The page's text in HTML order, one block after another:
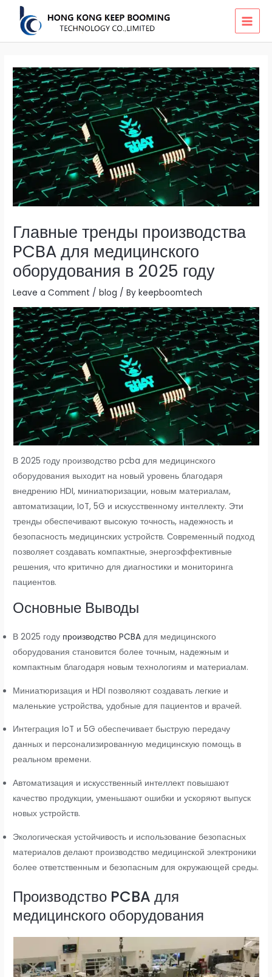
content
Главные тренды производства
PCBA для медицинского
оборудования в 2025 году
Leave a Comment /blog / Bykeepboomtech
В 2025 году производство pcba для медицинского
оборудования выходит на новый уровень благодаря
внедрению HDI, миниатюризации, новым материалам,
автоматизации, IoT, 5G и искусственному интеллекту. Эти
тренды обеспечивают высокую точность, надежность и
безопасность медицинских устройств. Современный подход
позволяет создавать компактные, энергоэффективные
решения, что критично для диагностики и мониторинга
пациентов.
Основные Выводы
В 2025 году производство PCBA для медицинского
оборудования становится более точным, надежным и
компактным благодаря новым технологиям и материалам.
Миниатюризация и HDI позволяют создавать легкие и
маленькие устройства, удобные для пациентов и врачей.
Интеграция IoT и 5G обеспечивает быструю передачу
данных и персонализированную медицинскую помощь в
реальном времени.
Автоматизация и искусственный интеллект повышают
качество продукции, уменьшают ошибки и ускоряют выпуск
новых устройств.
Экологическая устойчивость и использование безопасных
материалов делают производство медицинской электроники
более ответственным и безопасным для окружающей среды.
Производство PCBA для
медицинского оборудования